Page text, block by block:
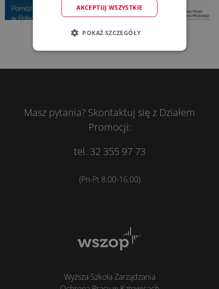
Masz pytania? Skontaktuj się z Działem
Promocji:
tel. 32 355 97 73
(Pn-Pt 8:00-16:00)
Wyższa Szkoła Zarządzania
AKCEPTUJ WSZYSTKIE
POKAŻ SZCZEGÓŁY